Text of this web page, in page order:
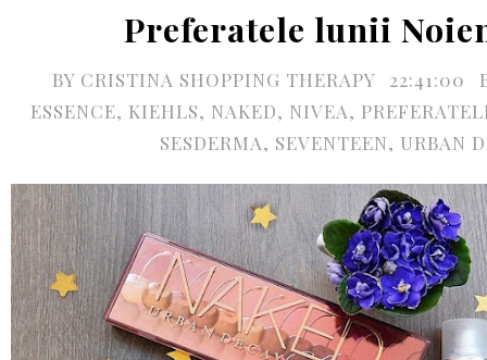
Preferatele lunii
BY CRISTINA SHOPPING THERAPY 22:41:00
ESSENCE, KIEHLS, NAKED, NIVEA,
SESDERMA, SEVENTEEN, URBAN